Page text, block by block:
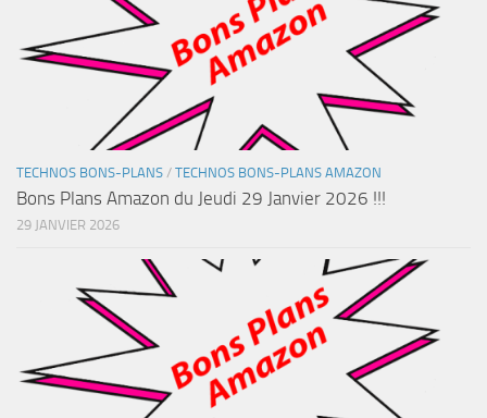
TECHNOS BONS-PLANS / TECHNOS BONS-PLANS AMAZON
Bons Plans Amazon du Jeudi 29 Janvier 2026 !!!
29 JANVIER 2026